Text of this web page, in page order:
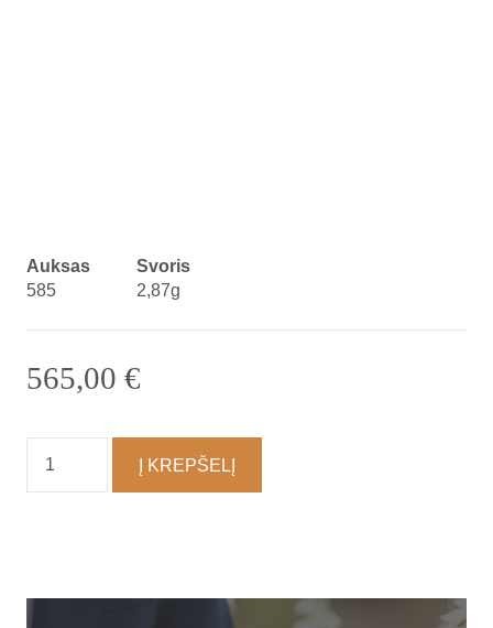
Auksas
585
Svoris
2,87g
565,00 €
kiekis:
Auskarai
Į KREPŠELĮ